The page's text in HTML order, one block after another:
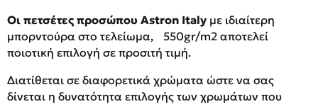
Οι πετσέτες προσώπου Αstron Italy με ιδιαίτερη
μπορντούρα στο τελείωμα, 550gr/m2 αποτελεί
ποιοτική επιλογή σε προσιτή τιμή.
Διατίθεται σε διαφορετικά χρώματα ώστε να σας
δίνεται η δυνατότητα επιλογής των χρωμάτων που